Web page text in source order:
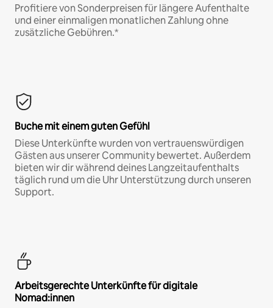
Profitiere von Sonderpreisen für längere Aufenthalte
und einer einmaligen monatlichen Zahlung ohne
zusätzliche Gebühren.*
Buche mit einem guten Gefühl
Diese Unterkünfte wurden von vertrauenswürdigen
Gästen aus unserer Community bewertet. Außerdem
bieten wir dir während deines Langzeitaufenthalts
täglich rund um die Uhr Unterstützung durch unseren
Support.
Arbeitsgerechte Unterkünfte für digitale
Nomad:innen